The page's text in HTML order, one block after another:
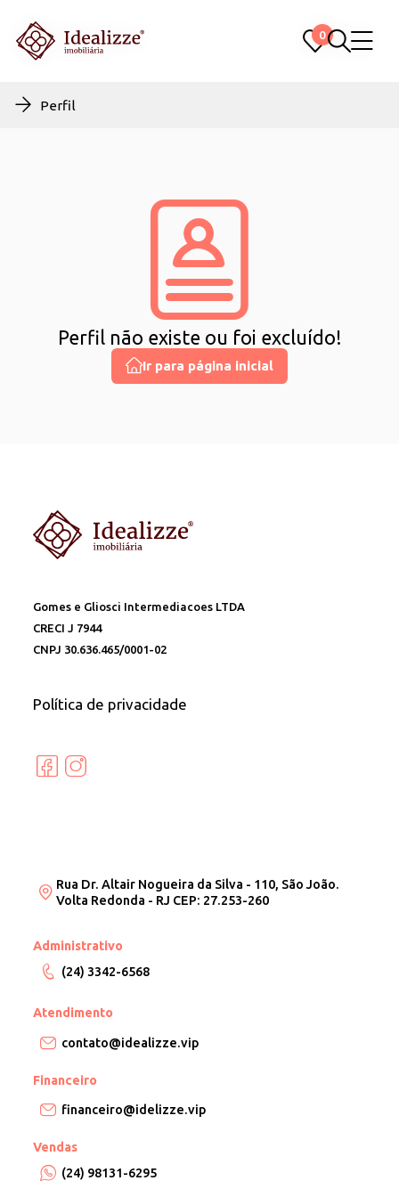
0
0
Perfil
Perfil não existe ou foi excluído!
Ir para página inicial
Gomes e Gliosci Intermediacoes LTDA
CRECI J 7944
CNPJ 30.636.465/0001-02
Política de privacidade
Rua Dr. Altair Nogueira da Silva - 110, São João.
Volta Redonda - RJ CEP: 27.253-260
Administrativo
(24) 3342-6568
Atendimento
contato@idealizze.vip
Financeiro
financeiro@idelizze.vip
Vendas
(24) 98131-6295